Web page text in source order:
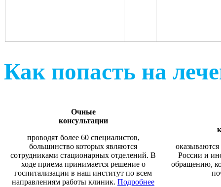
Как попасть на
Очные
консультации
проводят более 60 специалистов,
большинство которых являются
сотрудниками стационарных отделений. В
ходе приема принимается решение о
госпитализации в наш институт по всем
направлениям работы клиник. Подробнее
России и
обращению,